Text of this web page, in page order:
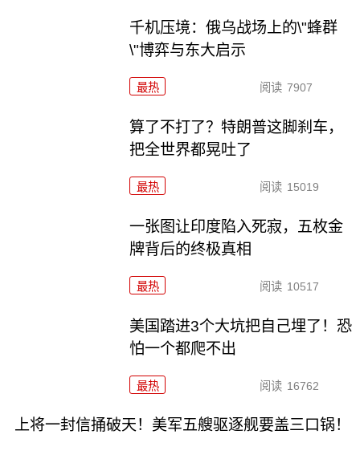
千机压境：俄乌战场上的\"蜂群
\"博弈与东大启示
最热 阅读 7907
算了不打了？特朗普这脚刹车，
把全世界都晃吐了
最热 阅读 15019
一张图让印度陷入死寂，五枚金
牌背后的终极真相
最热 阅读 10517
美国踏进3个大坑把自己埋了！恐
怕一个都爬不出
最热 阅读 16762
上将一封信捅破天！美军五艘驱逐舰要盖三口锅！